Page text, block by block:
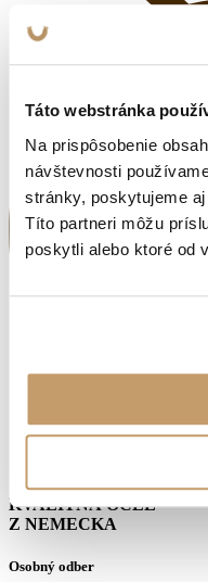
Táto webstránka
Na prispôsobenie
návštevnosti
stránky, poskytujeme
Títo partneri môžu
poskytli alebo ktoré od
KVALITNÁ OCEĽ
Z NEMECKA
Osobný odber